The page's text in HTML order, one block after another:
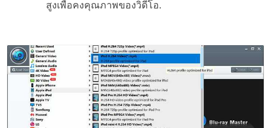
สูงเพื่อคงคุณภาพของวิดีโอ.